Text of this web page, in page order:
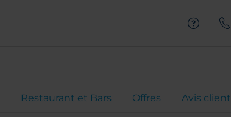
Restaurant et Bars Offres Avis client